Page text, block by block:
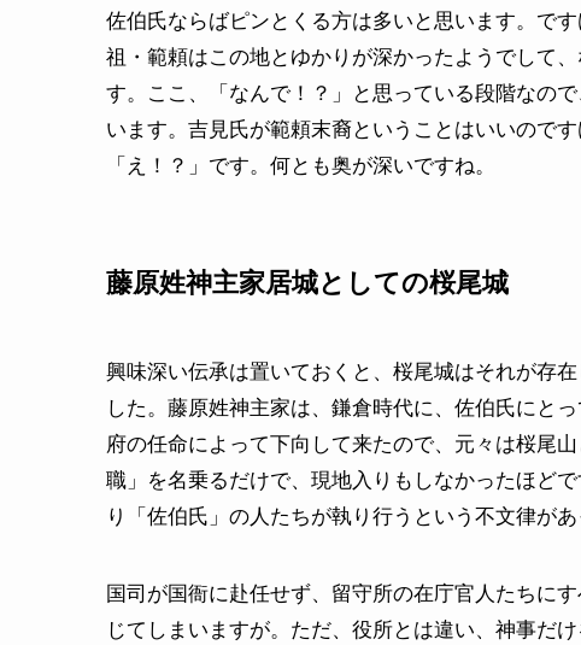
佐伯氏ならばピンとくる方は多いと思います。で
祖・範頼はこの地とゆかりが深かったようでして
す。ここ、「なんで！？」と思っている段階なの
います。吉見氏が範頼末裔ということはいいので
「え！？」です。何とも奥が深いですね。
藤原姓神主家居城としての桜尾城
興味深い伝承は置いておくと、桜尾城はそれが存
した。藤原姓神主家は、鎌倉時代に、佐伯氏にと
府の任命によって下向して来たので、元々は桜尾
職」を名乗るだけで、現地入りもしなかったほど
り「佐伯氏」の人たちが執り行うという不文律があ
国司が国衙に赴任せず、留守所の在庁官人たちに
じてしまいますが。ただ、役所とは違い、神事だ